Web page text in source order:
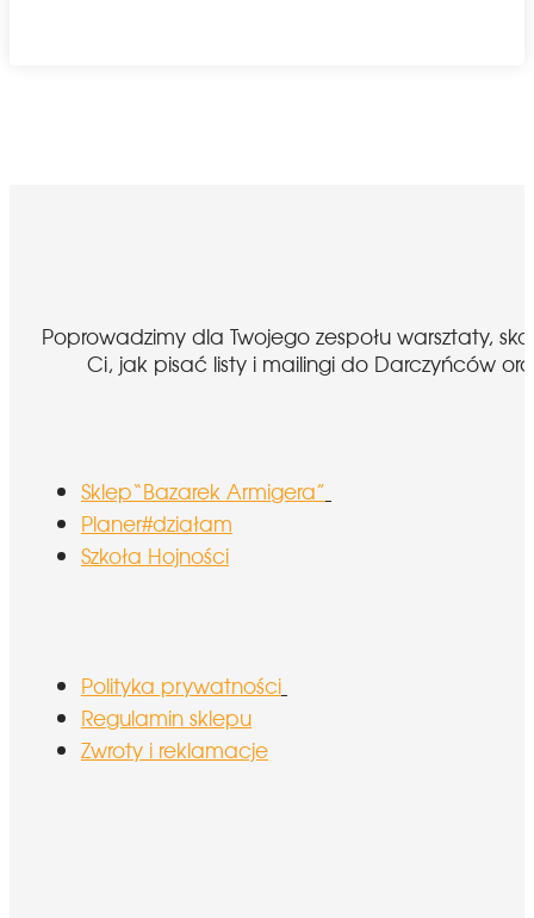
Poprowadzimy dla Twojego zespołu warsztaty,
Ci, jak pisać listy i mailingi do Darczyńców
Sklep“Bazarek Armigera”
Planer#działam
Szkoła Hojności
Polityka prywatności
Regulamin sklepu
Zwroty i reklamacje